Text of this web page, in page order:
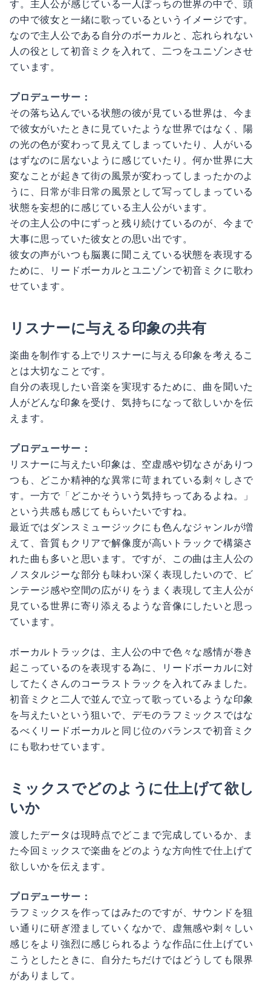
す。主人公が感じている一人ぼっちの世界の中で、頭
の中で彼女と一緒に歌っているというイメージです。
なので主人公である自分のボーカルと、忘れられない
人の役として初音ミクを入れて、二つをユニゾンさせ
ています。
プロデューサー：
その落ち込んでいる状態の彼が見ている世界は、今ま
で彼女がいたときに見ていたような世界ではなく、陽
の光の色が変わって見えてしまっていたり、人がいる
はずなのに居ないように感じていたり。何か世界に大
変なことが起きて街の風景が変わってしまったかのよ
うに、日常が非日常の風景として写ってしまっている
状態を妄想的に感じている主人公がいます。
その主人公の中にずっと残り続けているのが、今まで
大事に思っていた彼女との思い出です。
彼女の声がいつも脳裏に聞こえている状態を表現する
ために、リードボーカルとユニゾンで初音ミクに歌わ
せています。
リスナーに与える印象の共有
楽曲を制作する上でリスナーに与える印象を考えるこ
とは大切なことです。
自分の表現したい音楽を実現するために、曲を聞いた
人がどんな印象を受け、気持ちになって欲しいかを伝
えます。
プロデューサー：
リスナーに与えたい印象は、空虚感や切なさがありつ
つも、どこか精神的な異常に苛まれている刺々しさで
す。一方で「どこかそういう気持ちってあるよね。」
という共感も感じてもらいたいですね。
最近ではダンスミュージックにも色んなジャンルが増
えて、音質もクリアで解像度が高いトラックで構築さ
れた曲も多いと思います。ですが、この曲は主人公の
ノスタルジーな部分も味わい深く表現したいので、ビ
ンテージ感や空間の広がりをうまく表現して主人公が
見ている世界に寄り添えるような音像にしたいと思っ
ています。
ボーカルトラックは、主人公の中で色々な感情が巻き
起こっているのを表現する為に、リードボーカルに対
してたくさんのコーラストラックを入れてみました。
初音ミクと二人で並んで立って歌っているような印象
を与えたいという狙いで、デモのラフミックスではな
るべくリードボーカルと同じ位のバランスで初音ミク
にも歌わせています。
ミックスでどのように仕上げて欲し
いか
渡したデータは現時点でどこまで完成しているか、ま
た今回ミックスで楽曲をどのような方向性で仕上げて
欲しいかを伝えます。
プロデューサー：
ラフミックスを作ってはみたのですが、サウンドを狙
い通りに研ぎ澄ましていくなかで、虚無感や刺々しい
感じをより強烈に感じられるような作品に仕上げてい
こうとしたときに、自分たちだけではどうしても限界
がありまして。